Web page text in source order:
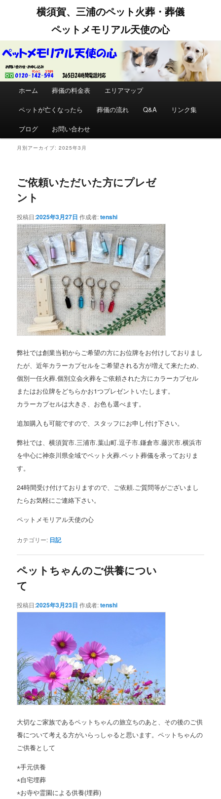
横須賀、三浦のペット火葬・葬儀
ペットメモリアル天使の心
メインコンテンツへ移動
サブコンテンツへ移動
ホーム 葬儀の料金表 エリアマップ
ペットが亡くなったら 葬儀の流れ Q&A リンク集
ブログ お問い合わせ
月別アーカイブ:2025年3月
ご依頼いただいた方にプレゼ
ント
投稿日:2025年3月27日 作成者:tenshi
弊社では創業当初からご希望の方にお位牌をお付けしておりまし
たが、近年カラーカプセルをご希望される方が増えて来たため、
個別一任火葬.個別立会火葬をご依頼された方にカラーカプセル
またはお位牌をどちらかお1つプレゼントいたします。
カラーカプセルは大きさ、お色も選べます。
追加購入も可能ですので、スタッフにお申し付け下さい。
弊社では、横須賀市.三浦市.葉山町.逗子市.鎌倉市.藤沢市.横浜市
を中心に神奈川県全域でペット火葬.ペット葬儀を承っておりま
す。
24時間受け付けておりますので、ご依頼.ご質問等がございまし
たらお気軽にご連絡下さい。
ペットメモリアル天使の心
カテゴリー: 日記
ペットちゃんのご供養につい
て
投稿日:2025年3月23日 作成者:tenshi
大切なご家族であるペットちゃんの旅立ちのあと、その後のご供
養について考える方がいらっしゃると思います。ペットちゃんの
ご供養として
⋆手元供養
⋆自宅埋葬
⋆お寺や霊園による供養(埋葬)